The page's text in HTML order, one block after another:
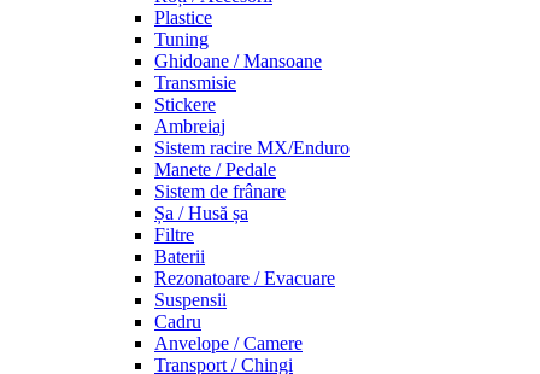
Plastice
Tuning
Ghidoane / Mansoane
Transmisie
Stickere
Ambreiaj
Sistem racire MX/Enduro
Manete / Pedale
Sistem de frânare
Șa / Husă șa
Filtre
Baterii
Rezonatoare / Evacuare
Suspensii
Cadru
Anvelope / Camere
Transport / Chingi